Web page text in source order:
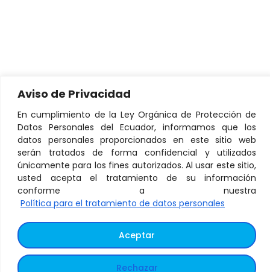
Aviso de Privacidad
En cumplimiento de la Ley Orgánica de Protección de
Datos Personales del Ecuador, informamos que los
datos personales proporcionados en este sitio web
serán tratados de forma confidencial y utilizados
únicamente para los fines autorizados. Al usar este sitio,
usted acepta el tratamiento de su información
conforme a nuestra
Política para el tratamiento de datos personales
Rechazar
Aceptar